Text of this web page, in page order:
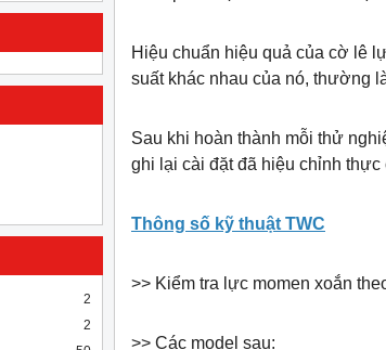
2
2
Hiệu chuẩn hiệu quả của cờ lê
suất khác nhau của nó, thường
Sau khi hoàn thành mỗi thử
ghi lại cài đặt đã hiệu chỉnh
Thông số kỹ thuật TWC
>> Kiểm tra lực momen xoắn
>> Các model sau: